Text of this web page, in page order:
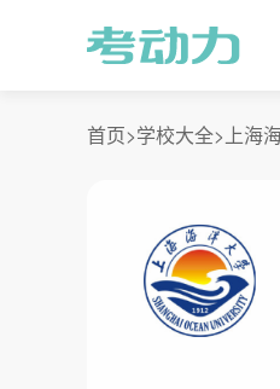
首页>学校大全>上海